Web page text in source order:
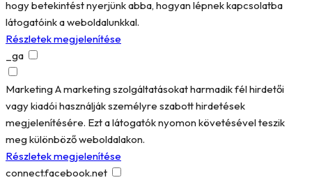
hogy betekintést nyerjünk abba, hogyan lépnek kapcsolatba
látogatóink a weboldalunkkal.
Részletek megjelenítése
_ga
Marketing A marketing szolgáltatásokat harmadik fél hirdetői
vagy kiadói használják személyre szabott hirdetések
megjelenítésére. Ezt a látogatók nyomon követésével teszik
meg különböző weboldalakon.
Részletek megjelenítése
connect.facebook.net